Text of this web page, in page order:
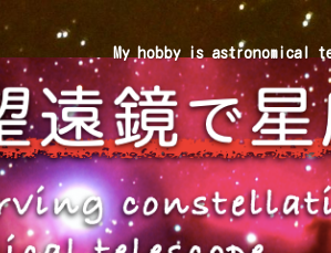
My hobby is astronomical